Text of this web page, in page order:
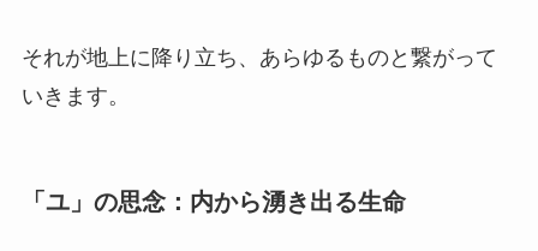
それが地上に降り立ち、あらゆるものと繋がって
いきます。
「ユ」の思念：内から湧き出る生命